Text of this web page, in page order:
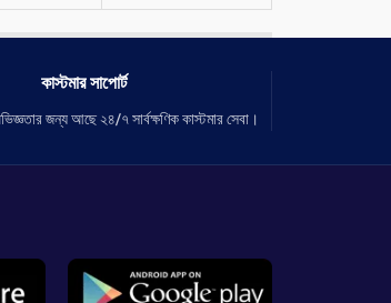
কাস্টমার সাপোর্ট
জন্য আছে ২৪/৭ সার্বক্ষণিক কাস্টমার সেবা।